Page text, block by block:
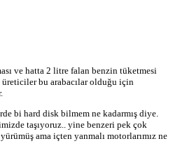
ve hatta 2 litre falan benzin tüketmesi
bu arabacılar olduğu için
bi hard disk bilmem ne kadarmış diye.
taşıyoruz.. yine benzeri pek çok
ama içten yanmalı motorlarımız ne